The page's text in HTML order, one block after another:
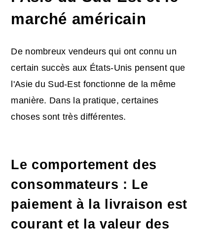
marché américain
De nombreux vendeurs qui ont connu un
certain succès aux États-Unis pensent que
l'Asie du Sud-Est fonctionne de la même
manière. Dans la pratique, certaines
choses sont très différentes.
Le comportement des
consommateurs : Le
paiement à la livraison est
courant et la valeur des